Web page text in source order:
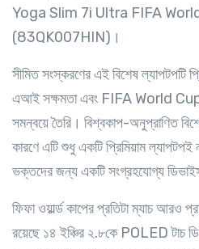
Yoga Slim 7i Ultra FIFA
(83QK007HIN)।
সীমিত সংস্করণের এই বিশেষ ল্যাপটপটি
এআই সক্ষমতা এবং FIFA World
সমন্বয়ে তৈরি। বিশ্বকাপ-অনুপ্রাণিত
কারণে এটি শুধু একটি প্রিমিয়াম
ভক্তদের জন্য একটি সংগ্রহযোগ্য ডিভাইস
ফিফা ওয়ার্ল্ড কাপের প্রতিটা ম্যাচ আরও
রয়েছে ১৪ ইঞ্চির ২.৮কে POLED টাচ